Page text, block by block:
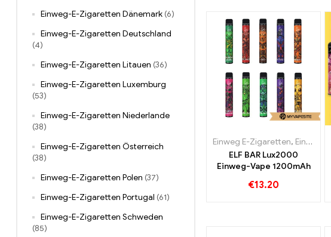
Einweg E-Zigaretten, Einweg-E-Zigaretten Schweden
ELF BAR Lux2000
Einweg-Vape 1200mAh
€13.20
Einweg-E-Zigaretten Dänemark (6)
Einweg-E-Zigaretten Deutschland
(4)
Einweg-E-Zigaretten Litauen (36)
Einweg-E-Zigaretten Luxemburg
(53)
Einweg-E-Zigaretten Niederlande
(38)
Einweg-E-Zigaretten Österreich
(38)
Einweg-E-Zigaretten Polen (37)
Einweg-E-Zigaretten Portugal (61)
Einweg-E-Zigaretten Schweden
(85)